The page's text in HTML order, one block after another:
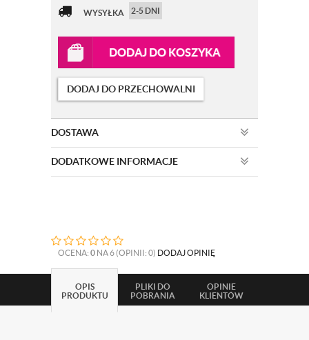
WYSYŁKA 2-5 DNI
DODAJ DO KOSZYKA
DODAJ DO PRZECHOWALNI
DOSTAWA
DODATKOWE INFORMACJE
OCENA: 0 NA 6 (OPINII: 0) DODAJ OPINIĘ
OPIS
PRODUKTU
PLIKI DO
POBRANIA
OPINIE
KLIENTÓW